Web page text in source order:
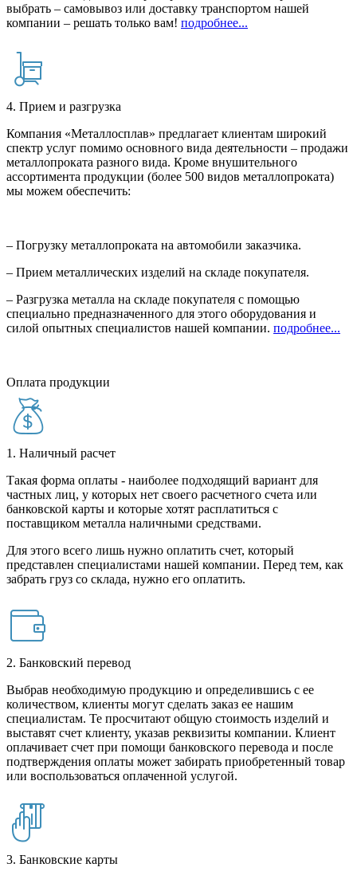
выбрать – самовывоз или доставку транспортом нашей
компании – решать только вам! подробнее...
4. Прием и разгрузка
Компания «Металлосплав» предлагает клиентам широкий
спектр услуг помимо основного вида деятельности – продажи
металлопроката разного вида. Кроме внушительного
ассортимента продукции (более 500 видов металлопроката)
мы можем обеспечить:
– Погрузку металлопроката на автомобили заказчика.
– Прием металлических изделий на складе покупателя.
– Разгрузка металла на складе покупателя с помощью
специально предназначенного для этого оборудования и
силой опытных специалистов нашей компании. подробнее...
Оплата продукции
1. Наличный расчет
Такая форма оплаты - наиболее подходящий вариант для
частных лиц, у которых нет своего расчетного счета или
банковской карты и которые хотят расплатиться с
поставщиком металла наличными средствами.
Для этого всего лишь нужно оплатить счет, который
представлен специалистами нашей компании. Перед тем, как
забрать груз со склада, нужно его оплатить.
2. Банковский перевод
Выбрав необходимую продукцию и определившись с ее
количеством, клиенты могут сделать заказ ее нашим
специалистам. Те просчитают общую стоимость изделий и
выставят счет клиенту, указав реквизиты компании. Клиент
оплачивает счет при помощи банковского перевода и после
подтверждения оплаты может забирать приобретенный товар
или воспользоваться оплаченной услугой.
3. Банковские карты